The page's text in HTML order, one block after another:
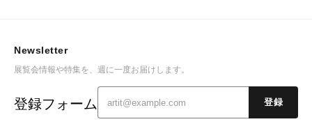
Newsletter
展覧会情報や特集を、週に一度お届けします。
登録フォーム 登録